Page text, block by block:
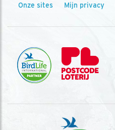
Onze sites Mijn privacy